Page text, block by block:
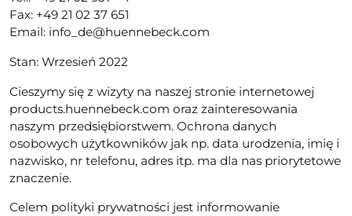
Fax: +49 21 02 37 651
Email: info_de@huennebeck.com
Stan: Wrzesień 2022
Cieszymy się z wizyty na naszej stronie internetowej
products.huennebeck.com oraz zainteresowania
naszym przedsiębiorstwem. Ochrona danych
osobowych użytkowników jak np. data urodzenia, imię i
nazwisko, nr telefonu, adres itp. ma dla nas priorytetowe
znaczenie.
Celem polityki prywatności jest informowanie